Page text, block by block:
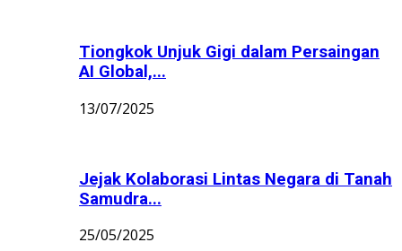
Tiongkok Unjuk Gigi dalam Persaingan
AI Global,...
13/07/2025
Jejak Kolaborasi Lintas Negara di Tanah
Samudra...
25/05/2025